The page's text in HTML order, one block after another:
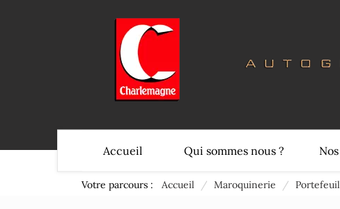
Accueil Qui sommes nous ?
Votre parcours : Accueil / Maroquinerie /